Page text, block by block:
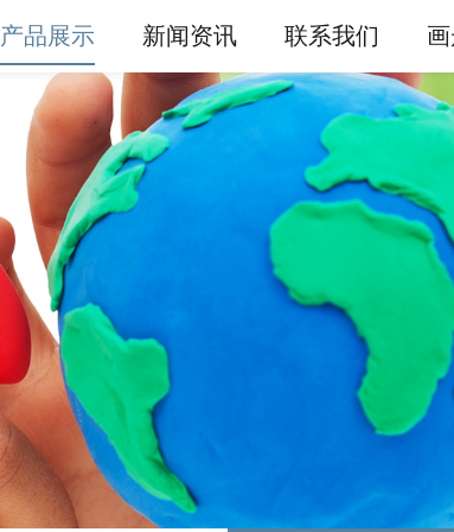
产品展示
产品展示
面粉泥 神奇魔力沙
新闻资讯
公司新闻 行业
联系我们